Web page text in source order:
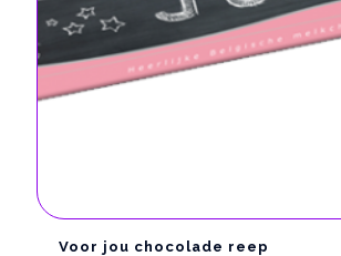
Voor jou chocolade reep